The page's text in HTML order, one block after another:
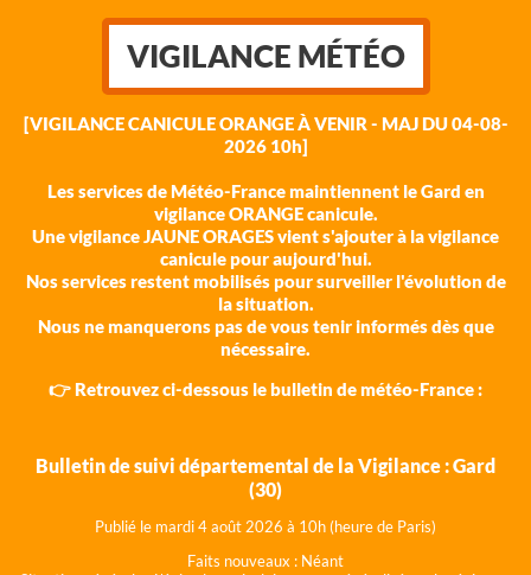
VIGILANCE MÉTÉO
[VIGILANCE CANICULE ORANGE À VENIR - MAJ DU 04-08-
2026 10h]
Les services de Météo-France maintiennent le Gard en
vigilance ORANGE canicule.
Une vigilance JAUNE ORAGES vient s'ajouter à la vigilance
canicule pour aujourd'hui.
Nos services restent mobilisés pour surveiller l'évolution de
la situation.
Nous ne manquerons pas de vous tenir informés dès que
nécessaire.
👉 Retrouvez ci-dessous le bulletin de météo-France :
Bulletin de suivi départemental de la Vigilance : Gard
(30)
Publié le mardi 4 août 2026 à 10h (heure de Paris)
Faits nouveaux : Néant